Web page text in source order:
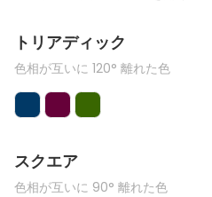
トリアディック
色相が互いに 120° 離れた色
スクエア
色相が互いに 90° 離れた色